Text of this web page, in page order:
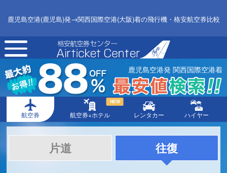
鹿児島空港(鹿児島)発→関西国際空港(大阪)着の飛行機・格安航空券比較
toggle
navigation
鹿児島空港発 関西国際空港着
航空券 航空券+ホテル
NEW
レンタカー ハイヤー
片道 往復